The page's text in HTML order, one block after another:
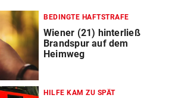
BEDINGTE HAFTSTRAFE
Wiener (21) hinterließ
Brandspur auf dem
Heimweg
HILFE KAM ZU SPÄT